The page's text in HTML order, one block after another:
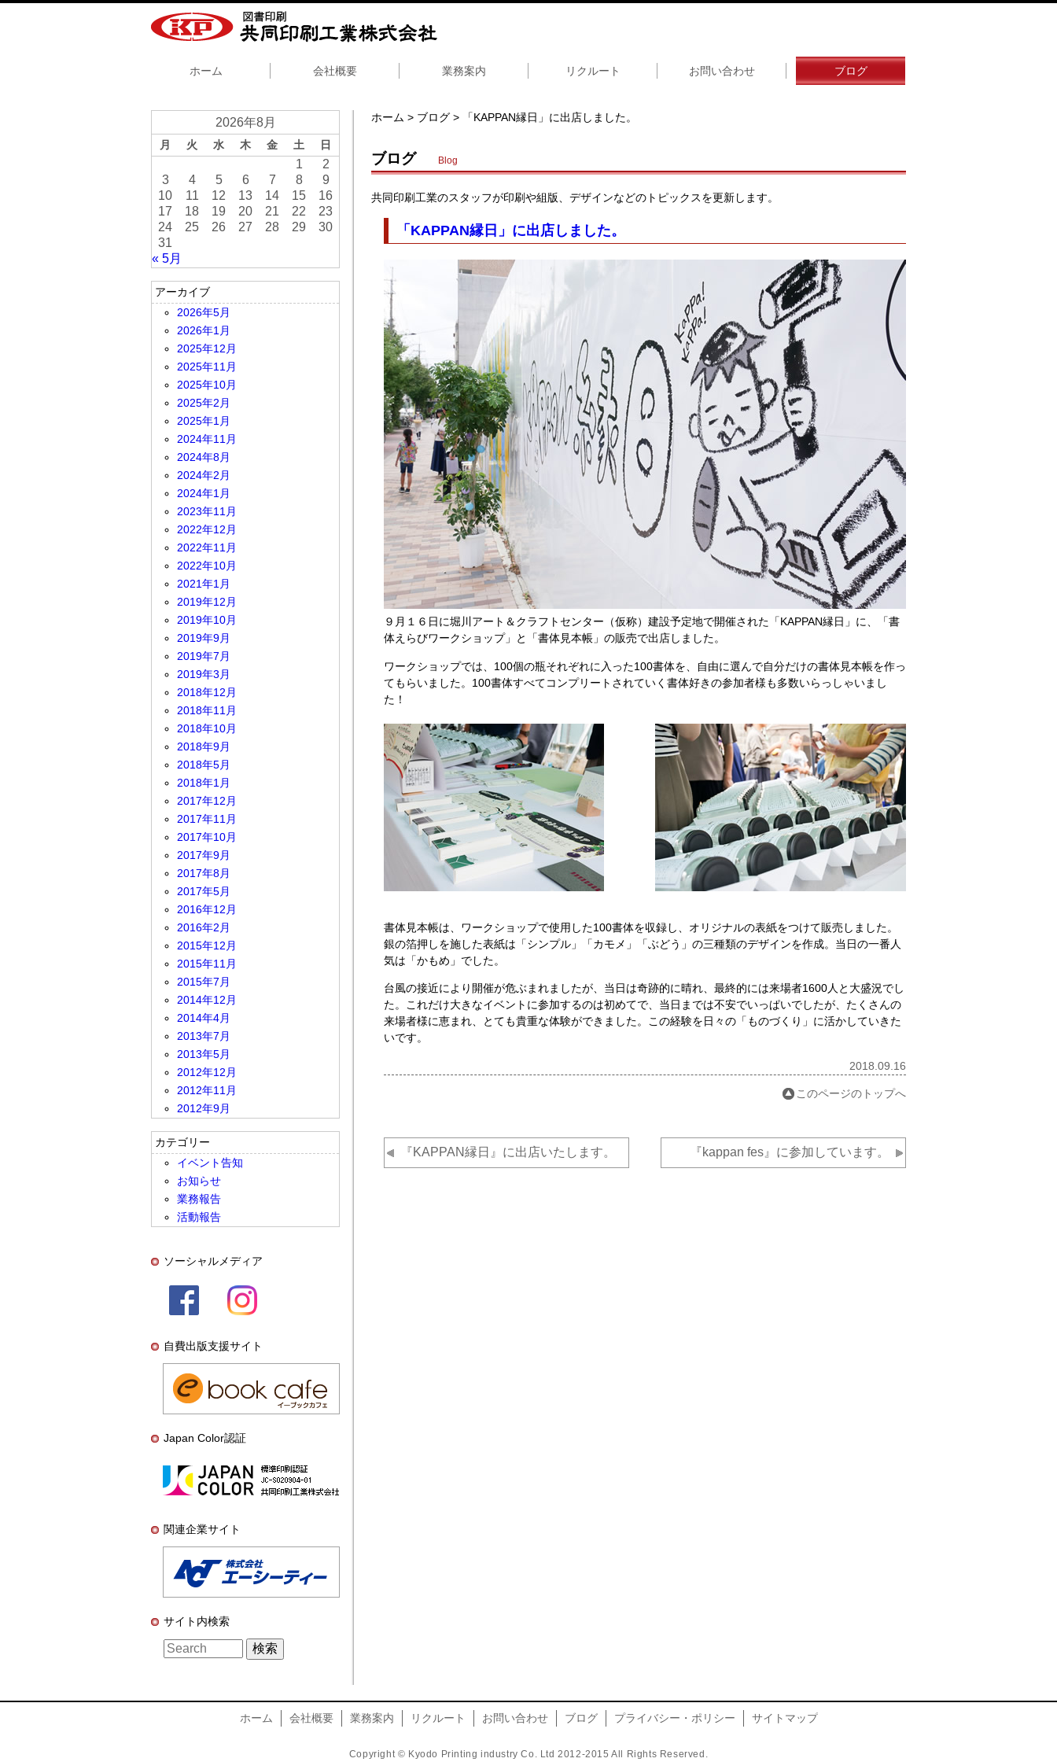
ホーム 会社概要 業務案内 リクルート お問い合わせ ブログ
ホーム > ブログ > 「KAPPAN縁日」に出店しました。
ブログ Blog
共同印刷工業のスタッフが印刷や組版、デザインなどのトピックスを更新します。
「KAPPAN縁日」に出店しました。
９月１６日に堀川アート＆クラフトセンター（仮称）建設予定地で開催された「KAPPAN縁日」に、「書
体えらびワークショップ」と「書体見本帳」の販売で出店しました。
ワークショップでは、100個の瓶それぞれに入った100書体を、自由に選んで自分だけの書体見本帳を作っ
てもらいました。100書体すべてコンプリートされていく書体好きの参加者様も多数いらっしゃいまし
た！
書体見本帳は、ワークショップで使用した100書体を収録し、オリジナルの表紙をつけて販売しました。
銀の箔押しを施した表紙は「シンプル」「カモメ」「ぶどう」の三種類のデザインを作成。当日の一番人
気は「かもめ」でした。
台風の接近により開催が危ぶまれましたが、当日は奇跡的に晴れ、最終的には来場者1600人と大盛況でし
た。これだけ大きなイベントに参加するのは初めてで、当日までは不安でいっぱいでしたが、たくさんの
来場者様に恵まれ、とても貴重な体験ができました。この経験を日々の「ものづくり」に活かしていきた
いです。
2018.09.16
このページのトップへ
『KAPPAN縁日』に出店いたします。 『kappan fes』に参加しています。
2026年8月
月 火 水 木 金 土 日
1
2
3
4 5 6 7 8
9
10
11 12 13 14 15
16
17
18 19 20 21 22
23
24
25 26 27 28 29
30
31
« 5月
アーカイブ
2026年5月
2026年1月
2025年12月
2025年11月
2025年10月
2025年2月
2025年1月
2024年11月
2024年8月
2024年2月
2024年1月
2023年11月
2022年12月
2022年11月
2022年10月
2021年1月
2019年12月
2019年10月
2019年9月
2019年7月
2019年3月
2018年12月
2018年11月
2018年10月
2018年9月
2018年5月
2018年1月
2017年12月
2017年11月
2017年10月
2017年9月
2017年8月
2017年5月
2016年12月
2016年2月
2015年12月
2015年11月
2015年7月
2014年12月
2014年4月
2013年7月
2013年5月
2012年12月
2012年11月
2012年9月
カテゴリー
イベント告知
お知らせ
業務報告
活動報告
ソーシャルメディア
自費出版支援サイト
Japan Color認証
関連企業サイト
サイト内検索
ホーム 会社概要 業務案内 リクルート お問い合わせ ブログ プライバシー・ポリシー サイトマップ
Copyright © Kyodo Printing industry Co. Ltd 2012-2015 All Rights Reserved.